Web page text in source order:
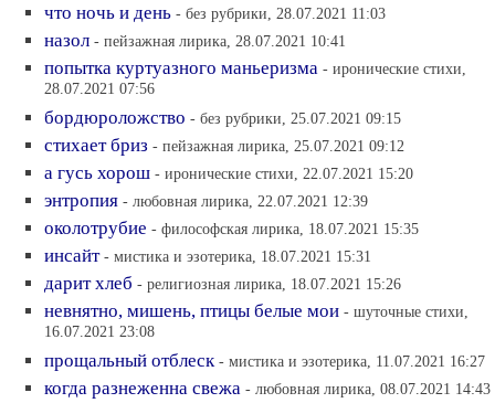
что ночь и день - без рубрики, 28.07.2021 11:03
назол - пейзажная лирика, 28.07.2021 10:41
попытка куртуазного маньеризма - иронические стихи,
28.07.2021 07:56
бордюроложство - без рубрики, 25.07.2021 09:15
стихает бриз - пейзажная лирика, 25.07.2021 09:12
а гусь хорош - иронические стихи, 22.07.2021 15:20
энтропия - любовная лирика, 22.07.2021 12:39
околотрубие - философская лирика, 18.07.2021 15:35
инсайт - мистика и эзотерика, 18.07.2021 15:31
дарит хлеб - религиозная лирика, 18.07.2021 15:26
невнятно, мишень, птицы белые мои - шуточные стихи,
16.07.2021 23:08
прощальный отблеск - мистика и эзотерика, 11.07.2021 16:27
когда разнеженна свежа - любовная лирика, 08.07.2021 14:43